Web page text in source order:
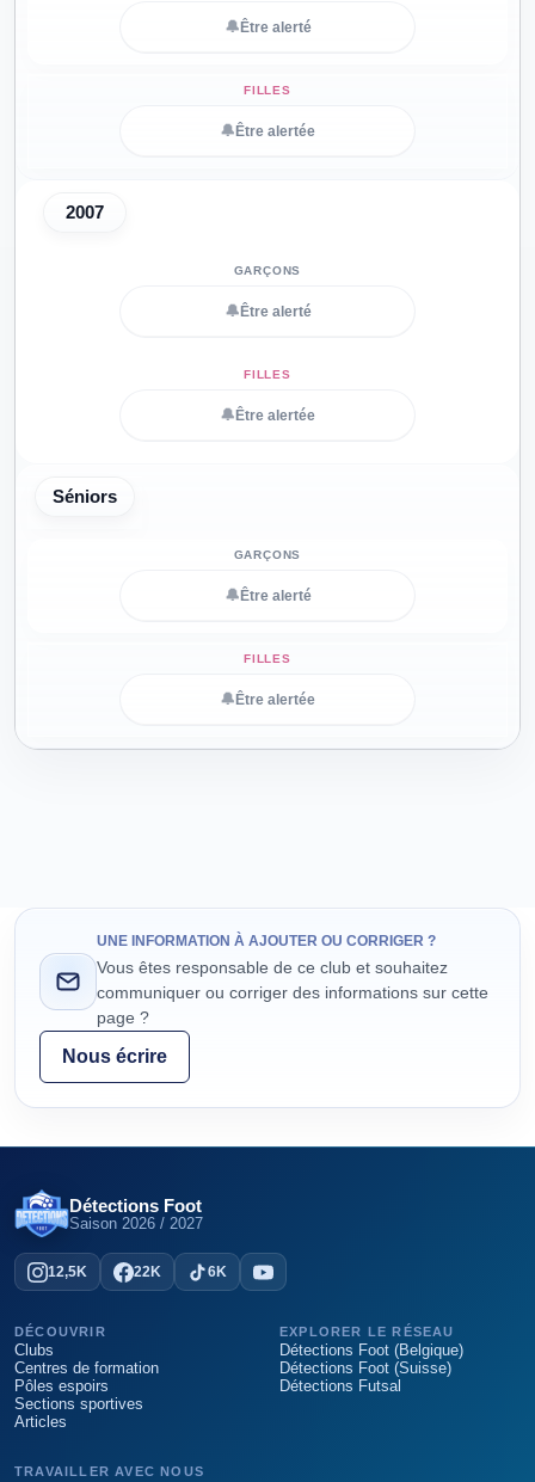
🔔 Être alerté
🔔 Être alertée
2007
🔔 Être alerté
🔔 Être alertée
Séniors
🔔 Être alerté
🔔 Être alertée
UNE INFORMATION À AJOUTER OU CORRIGER ?
Vous êtes responsable de ce club et souhaitez
communiquer ou corriger des informations sur cette
page ?
Nous écrire
Détections Foot
Saison 2026 / 2027
12,5K 22K 6K
DÉCOUVRIR
Clubs
Centres de formation
Pôles espoirs
Sections sportives
Articles
EXPLORER LE RÉSEAU
Détections Foot (Belgique)
Détections Foot (Suisse)
Détections Futsal
TRAVAILLER AVEC NOUS